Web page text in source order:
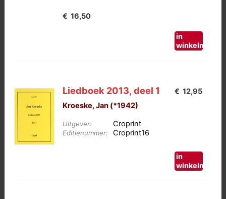
€ 16,50
in
winkelmand
Liedboek 2013, deel 1
Kroeske, Jan (*1942)
Uitgever: Croprint
Editienummer: Croprint16
€ 12,95
in
winkelmand